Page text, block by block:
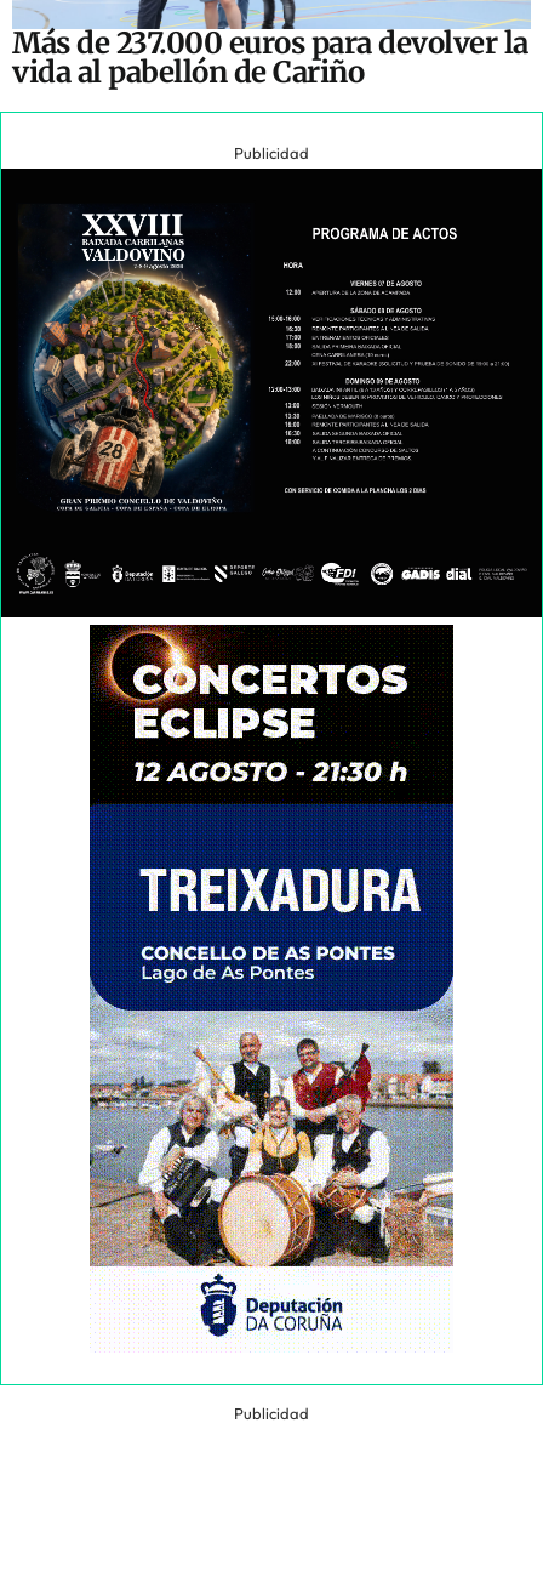
Más de 237.000 euros para devolver la
vida al pabellón de Cariño
Publicidad
Publicidad